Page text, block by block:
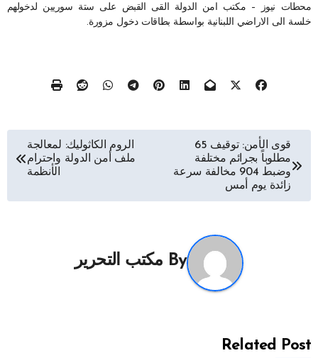
محطات نيوز – مكتب امن الدولة القى القبض على ستة سوريين لدخولهم
خلسة الى الاراضي اللبنانية بواسطة بطاقات دخول مزورة.
تصفّح
المقالات
قوى الأمن: توقيف 65
مطلوباً بجرائم مختلفة
وضبط 904 مخالفة سرعة
زائدة يوم أمس
الروم الكاثوليك: لمعالجة
ملف أمن الدولة واحترام
الأنظمة
By مكتب التحرير
Related Post